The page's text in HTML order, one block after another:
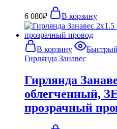
6 080₽ В корзину
В корзину
Гирлянда Занавес
Гирлянда
облегченный,
прозрачный